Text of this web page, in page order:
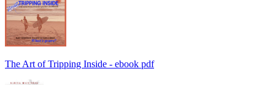
The Art of Tripping Inside - ebook pdf